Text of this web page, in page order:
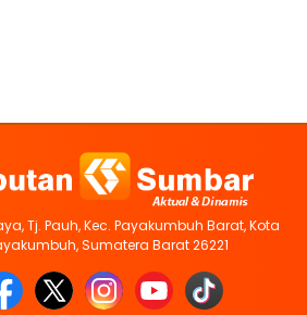
Tj. Pauh, Kec. Payakumbuh Barat, Kota
Sumatera Barat 26221